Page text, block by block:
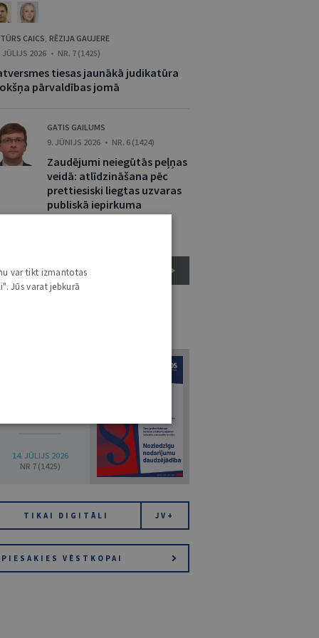
CAICS, RĒZIJA GAUJERE
JŪLIJS 2026 • NR. 7 (1425)
tiesas jaunākā judikatūra
pārvaldības jomā
GATIS GAILUMS
9. JŪNIJS 2026 • NR. 6 (1424)
Zaudējumi neiegūtās peļņas
veidā: atlīdzināšana pēc
prettiesiski liegtas uzvaras
publiskā iepirkuma
procedūrā
ADMINISTRATĪVĀS TIESĪBAS UN PROCESS
14. JŪLIJS 2026
NR 7 (1425)
TIKAI DIGITĀLI JV+
PIESAKIES VĒSTKOPAI
var tikt izmantotas
Jūs varat jebkurā